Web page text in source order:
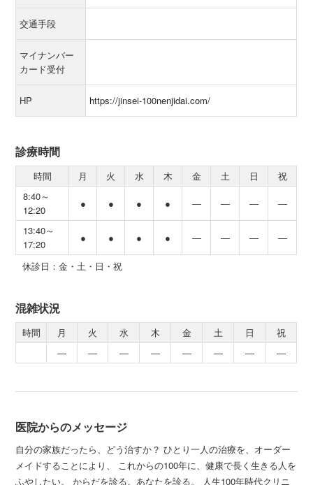
交通手段
マイナンバー
カード受付
HP https://jinsei-100nenjidai.com/
診療時間
時間 月 火 水 木 金 土 日
祝
8:40～
12:20
● ● ● ● ― ― ― ―
13:40～
17:20
● ● ● ● ― ― ― ―
休診日：金・土・日・祝
混雑状況
時間 月 火 水 木 金 土 日
祝
―
― ― ― ― ― ― ―
医院からのメッセージ
自分の家族だったら、どう治すか？ ひとり一人の治療を、オーダー
メイドすることにより、 これからの100年に、健康で長く生きる人を
ふやしたい。 からだを診る。あなたを診る。 人生100年時代クリニ